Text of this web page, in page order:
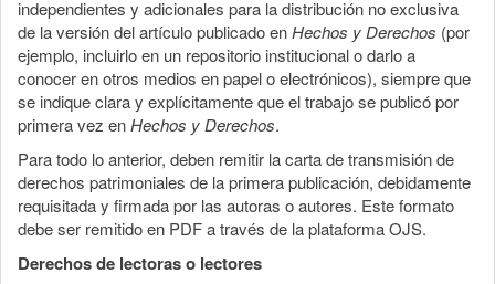
independientes y adicionales para la distribución no exclusiva
de la versión del artículo publicado enHechos y Derechos (por
ejemplo, incluirlo en un repositorio institucional o darlo a
conocer en otros medios en papel o electrónicos), siempre que
se indique clara y explícitamente que el trabajo se publicó por
primera vez enHechos y Derechos.
Para todo lo anterior, deben remitir la carta de transmisión de
derechos patrimoniales de la primera publicación, debidamente
requisitada y firmada por las autoras o autores. Este formato
debe ser remitido en PDF a través de la plataforma OJS.
Derechos de lectoras o lectores